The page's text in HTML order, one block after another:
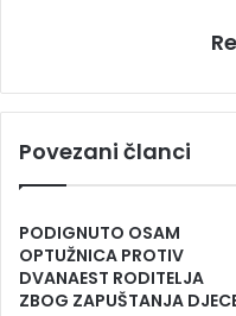
Povezani članci
PODIGNUTO OSAM
OPTUŽNICA PROTIV
DVANAEST RODITELJA
ZBOG ZAPUŠTANJA